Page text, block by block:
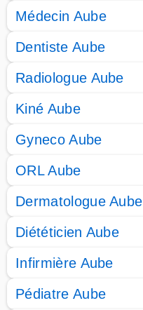
Médecin Aube
Dentiste Aube
Radiologue Aube
Kiné Aube
Gyneco Aube
ORL Aube
Dermatologue Aube
Diététicien Aube
Infirmière Aube
Pédiatre Aube